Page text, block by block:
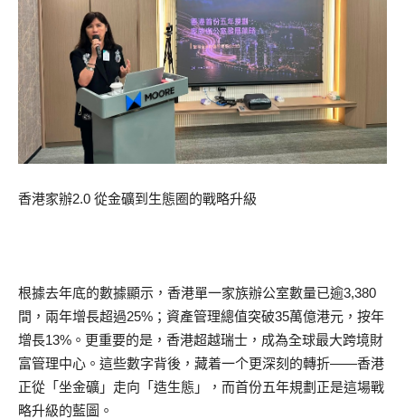
香港家辦2.0 從金礦到生態圈的戰略升級
根據去年底的數據顯示，香港單一家族辦公室數量已逾3,380
間，兩年增長超過25%；資產管理總值突破35萬億港元，按年
增長13%。更重要的是，香港超越瑞士，成為全球最大跨境財
富管理中心。這些數字背後，藏着一个更深刻的轉折——香港
正從「坐金礦」走向「造生態」，而首份五年規劃正是這場戰
略升級的藍圖。